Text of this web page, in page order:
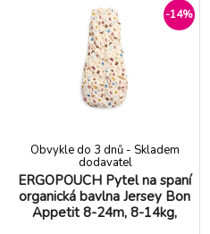
tím je látka více vycpaná a
izolována. Popis: Pytel na
spaní pro miminka a batolata
určený pro děti, obvykle od
přibližně 3 měsíců. Pytel
-14%
ERGOPOUCH Pytel na spaní
organická bavlna Jersey Bon
Appetit 8-24m, 8-14kg,
Obvykle do 3 dnů - Skladem
dodavatel